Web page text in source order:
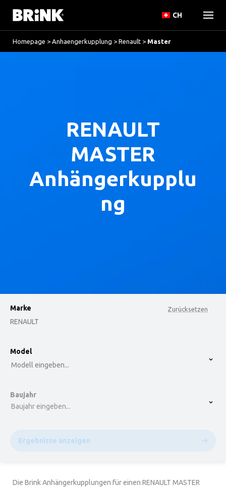
CH
Homepage > Anhaengerkupplung > Renault > Master
RENAULT
MASTER
Anhängerkupplu
ng
Zurücksetzen
Marke
RENAULT
option , selected.
Model
Modell eingeben...
Baujahr
Baujahr eingeben...
Ergebnisse anzeigen
Die Brink Anhängerkupplungen für einen RENAULT MASTER